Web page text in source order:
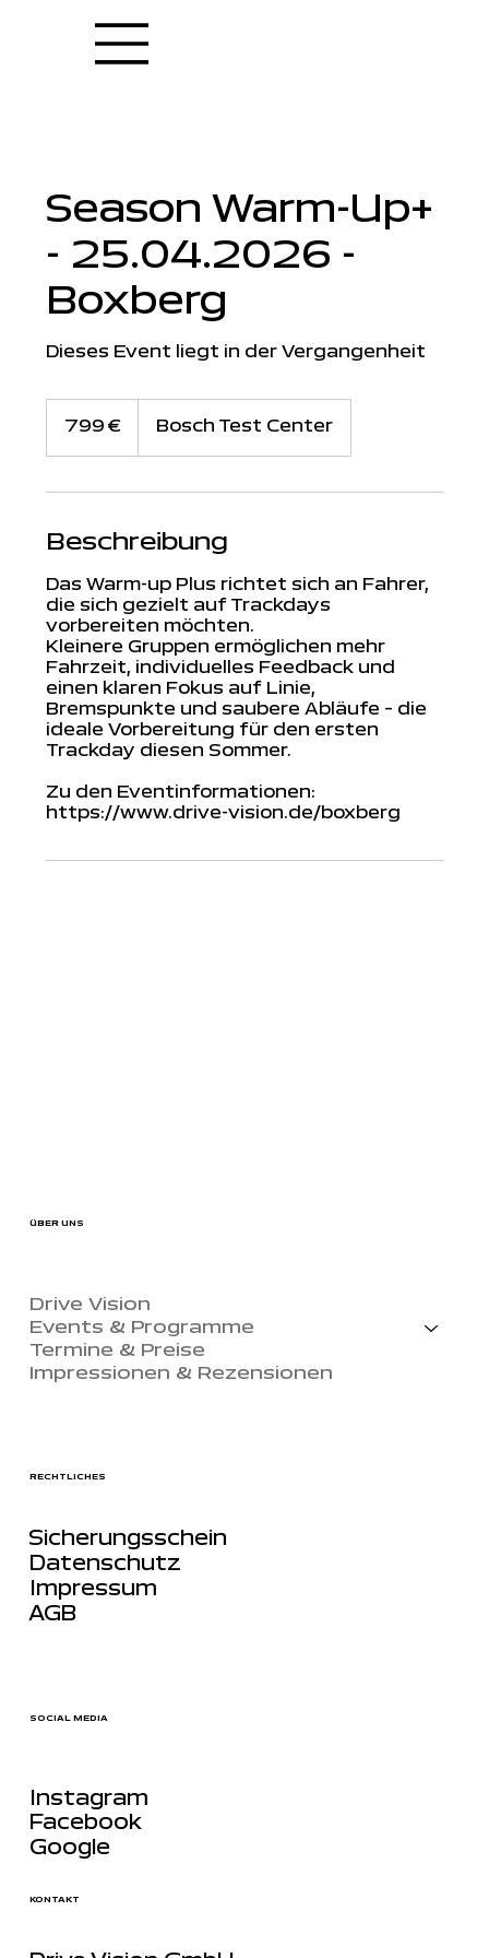
Season Warm-Up+
- 25.04.2026 -
Boxberg
Dieses Event liegt in der Vergangenheit
Euro
799 € Bosch Test Center
Beschreibung
Das Warm-up Plus richtet sich an Fahrer,
die sich gezielt auf Trackdays
vorbereiten möchten.
Kleinere Gruppen ermöglichen mehr
Fahrzeit, individuelles Feedback und
einen klaren Fokus auf Linie,
Bremspunkte und saubere Abläufe – die
ideale Vorbereitung für den ersten
Trackday diesen Sommer.
Zu den Eventinformationen:
https://www.drive-vision.de/boxberg
ÜBER UNS
Drive Vision
Events & Programme
Termine & Preise
Impressionen & Rezensionen
RECHTLICHES
Sicherungsschein
Datenschutz
Impressum
AGB
SOCIAL MEDIA
Instagram
Facebook
Google
KONTAKT